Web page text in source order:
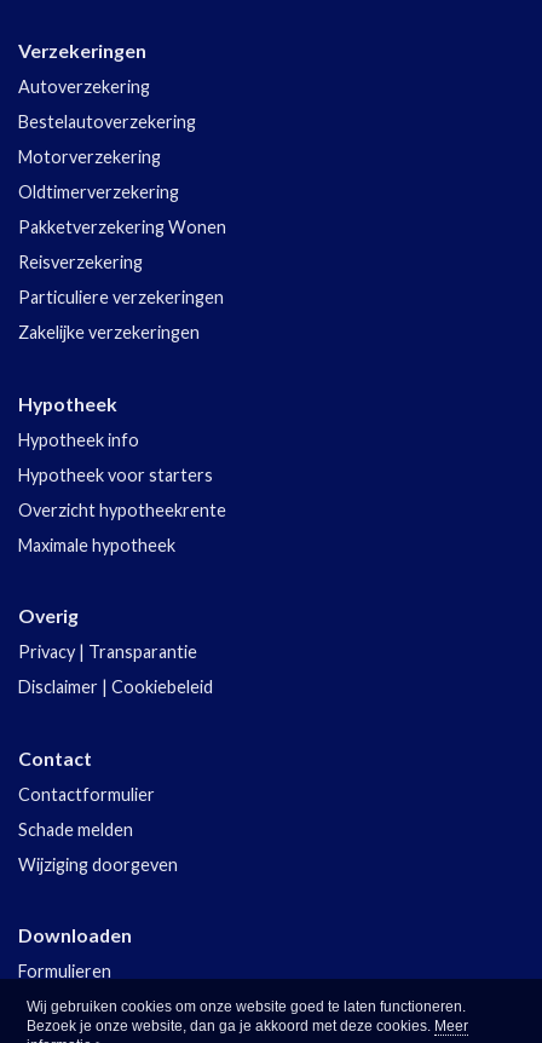
Wij gebruiken cookies om onze website goed te laten functioneren.
Bezoek je onze website, dan ga je akkoord met deze cookies. Meer
Verzekeringen
Autoverzekering
Bestelautoverzekering
Motorverzekering
Oldtimerverzekering
Pakketverzekering Wonen
Reisverzekering
Particuliere verzekeringen
Zakelijke verzekeringen
Hypotheek
Hypotheek info
Hypotheek voor starters
Overzicht hypotheekrente
Maximale hypotheek
Overig
Privacy | Transparantie
Disclaimer | Cookiebeleid
Contact
Contactformulier
Schade melden
Wijziging doorgeven
Downloaden
Formulieren
Polisvoorwaarden